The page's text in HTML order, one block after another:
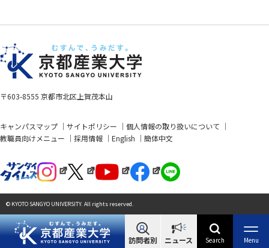
Menu
訪問者別 ニュース Search
〒603-8555 京都市北区上賀茂本山
キャンパスマップ サイトポリシー
個人情報の取り扱いについて
教職員向けメニュー
採用情報 English 簡体中文
© KYOTO SANGYO UNIVERSITY. All rights reserved.